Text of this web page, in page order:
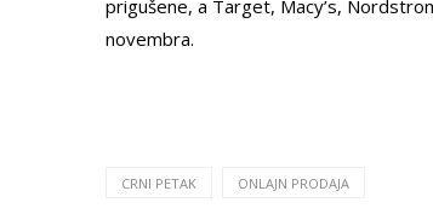
prigušene, a Target, Macy’s,
novembra.
CRNI PETAK ONLAJN PRODAJA